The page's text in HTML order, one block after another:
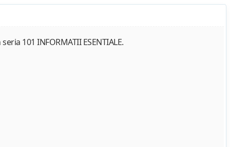
101 INFORMATII ESENTIALE.